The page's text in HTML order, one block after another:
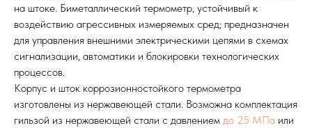
на штоке. Биметаллический термометр, устойчивый к
воздействию агрессивных измеряемых сред; предназначен
для управления внешними электрическими цепями в схемах
сигнализации, автоматики и блокировки технологических
процессов.
Корпус и шток коррозионностойкого термометра
изготовлены из нержавеющей стали. Возможна комплектация
гильзой из нержавеющей стали с давлением до 25 МПа или